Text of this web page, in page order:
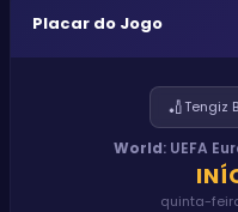
Placar do Jogo
🏏Tengiz
World: UEFA
quinta-